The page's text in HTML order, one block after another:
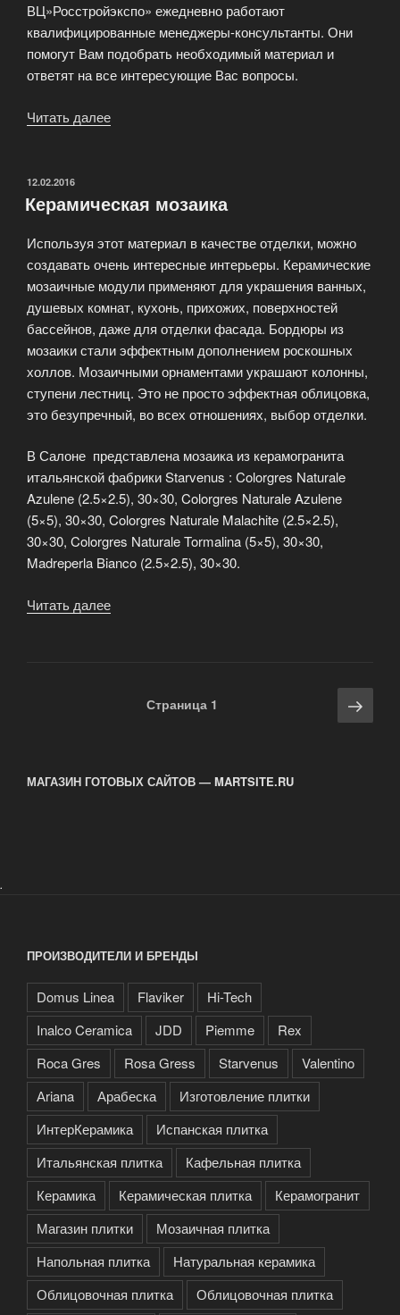
ВЦ»Росстройэкспо» ежедневно работают
квалифицированные менеджеры-консультанты. Они
помогут Вам подобрать необходимый материал и
ответят на все интересующие Вас вопросы.
Читать далее
ОПУБЛИКОВАНО
12.02.2016
Керамическая мозаика ­
Используя этот материал в качестве отделки, можно
создавать очень интересные интерьеры. Керамические
мозаичные модули применяют для украшения ванных,
душевых комнат, кухонь, прихожих, поверхностей
бассейнов, даже для отделки фасада. Бордюры из
мозаики стали эффектным дополнением роскошных
холлов. Мозаичными орнаментами украшают колонны,
ступени лестниц. Это не просто эффектная облицовка,
это безупречный, во всех отношениях, выбор отделки.
В Салоне представлена мозаика из керамогранита
итальянской фабрики Starvenus : Colorgres Naturale
Azulene (2.5×2.5), 30×30, Colorgres Naturale Azulene
(5×5), 30×30, Colorgres Naturale Malachite (2.5×2.5),
30×30, Colorgres Naturale Tormalina (5×5), 30×30,
Madreperla Bianco (2.5×2.5), 30×30.
Читать далее
Страница 1
МАГАЗИН ГОТОВЫХ САЙТОВ — MARTSITE.RU
.
ПРОИЗВОДИТЕЛИ И БРЕНДЫ
Domus Linea Flaviker
Hi-Tech
Inalco Ceramica
JDD Piemme
Rex
Roca Gres
Rosa Gress Starvenus
Valentino
Аriana
Арабеска
Изготовление плитки
ИнтерКерамика
Испанская плитка
Итальянская плитка
Кафельная плитка
Керамика
Керамическая плитка
Керамогранит
Магазин плитки
Мозаичная плитка
Напольная плитка
Натуральная керамика
Облицовочная плитка
Облицовочная плитка